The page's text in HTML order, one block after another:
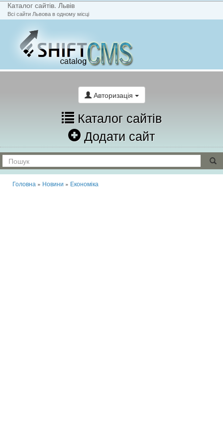
Каталог сайтів. Львів
Всі сайти Львова в одному місці
Авторизація
Каталог сайтів
Додати сайт
Головна » Новини » Економіка